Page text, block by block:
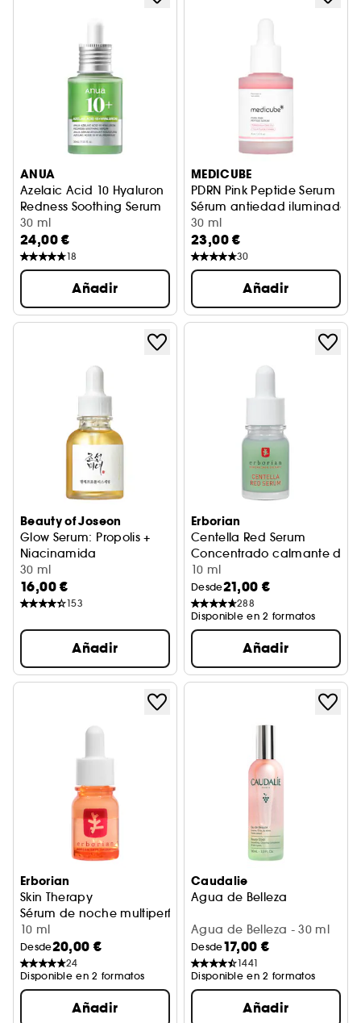
ANUA
Azelaic Acid 10 Hyaluron
Redness Soothing Serum
Sérum antiimperfecciones
30 ml
24,00 €
18
Añadir
MEDICUBE
PDRN Pink Peptide Serum
Sérum antiedad iluminador
30 ml
23,00 €
30
Añadir
Beauty of Joseon
Glow Serum: Propolis +
Niacinamida
Calmante y reductor de poros
30 ml
16,00 €
153
Añadir
Erborian
Centella Red Serum
Concentrado calmante de
10 ml
Desde21,00 €
288
Disponible en 2 formatos
Añadir
Erborian
Skin Therapy
Sérum de noche multiperfeccionador
10 ml
Desde20,00 €
24
Disponible en 2 formatos
Añadir
Caudalie
Agua de Belleza
Agua de Belleza - 30 ml
Desde17,00 €
1441
Disponible en 2 formatos
Añadir